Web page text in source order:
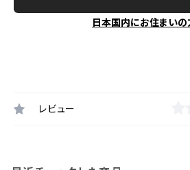
日本国内にお住まいの
レビュー